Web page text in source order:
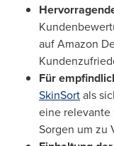
auf Amazon
Für
SkinSortals
eine relevante
Sorgen um zu